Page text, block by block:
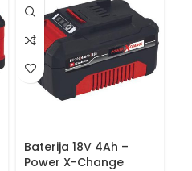
Baterija 18V 4Ah –
Power X-Change